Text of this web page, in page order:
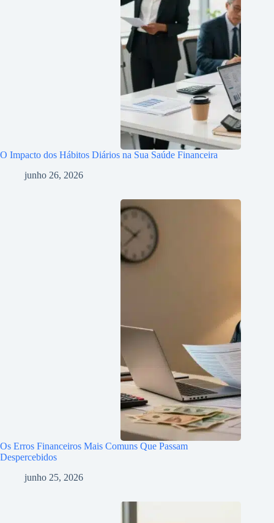
O Impacto dos Hábitos Diários na Sua Saúde Financeira
junho 26, 2026
Os Erros Financeiros Mais Comuns Que Passam
Despercebidos
junho 25, 2026